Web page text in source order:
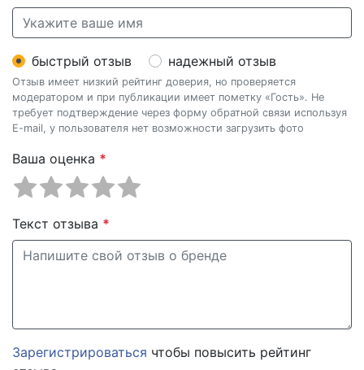
быстрый отзыв надежный отзыв
Отзыв имеет низкий рейтинг доверия, но проверяется
модератором и при публикации имеет пометку «Гость». Не
требует подтверждение через форму обратной связи используя
E-mail, у пользователя нет возможности загрузить фото
Ваша оценка *
Текст отзыва *
Зарегистрироваться чтобы повысить рейтинг